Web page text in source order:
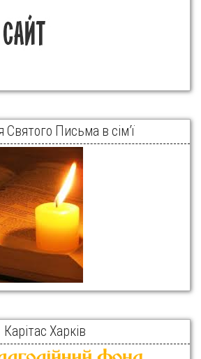
Святого Письма в сім’ї
Карітас Харків